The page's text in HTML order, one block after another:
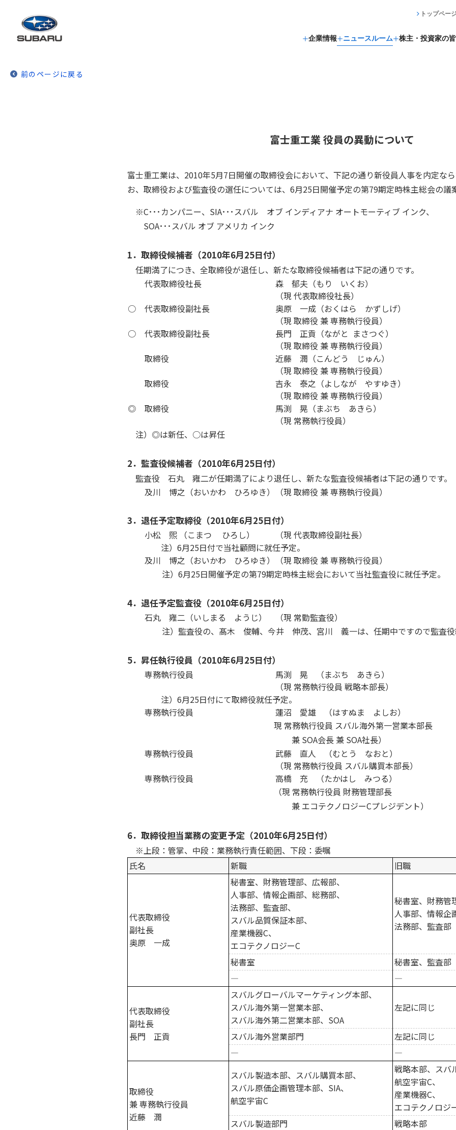
企業情報 ニュースルーム 株主・投資家の
トップペー
前のページに戻る
富士重工業 役員の異動について
富士重工業は、2010年5月7日開催の取締役会において、下記の通り新役員人事を内定な
お、取締役および監査役の選任については、6月25日開催予定の第79期定時株主総会の議
※C･･･カンパニー、SIA･･･スバル オブ インディアナ オートモーティブ インク、
SOA･･･スバル オブ アメリカ インク
1．取締役候補者（2010年6月25日付）
任期満了につき、全取締役が退任し、新たな取締役候補者は下記の通りです。
代表取締役社長
森 郁夫（もり いくお）
（現 代表取締役社長）
○
代表取締役副社長
奥原 一成（おくはら かずしげ）
（現 取締役 兼 専務執行役員）
○
代表取締役副社長
長門 正貢（ながと まさつぐ）
（現 取締役 兼 専務執行役員）
取締役
近藤 潤（こんどう じゅん）
（現 取締役 兼 専務執行役員）
取締役
吉永 泰之（よしなが やすゆき）
（現 取締役 兼 専務執行役員）
◎
取締役
馬渕 晃（まぶち あきら）
（現 常務執行役員）
注）◎は新任、○は昇任
2．監査役候補者（2010年6月25日付）
監査役 石丸 雍二が任期満了により退任し、新たな監査役候補者は下記の通りです。
及川 博之（おいかわ ひろゆき）
（現 取締役 兼 専務執行役員）
3．退任予定取締役（2010年6月25日付）
小松 煕 （こまつ ひろし）
（現 代表取締役副社長）
注）6月25日付で当社顧問に就任予定。
及川 博之（おいかわ ひろゆき）
（現 取締役 兼 専務執行役員）
注）6月25日開催予定の第79期定時株主総会において当社監査役に就任予定。
4．退任予定監査役（2010年6月25日付）
石丸 雍二（いしまる ようじ）
（現 常勤監査役）
注）監査役の、髙木 俊輔、今井 伸茂、宮川 義一は、任期中ですので監査役総
5．昇任執行役員（2010年6月25日付）
専務執行役員
馬渕 晃 （まぶち あきら）
（現 常務執行役員 戦略本部長）
注）6月25日付にて取締役就任予定。
専務執行役員
蓮沼 愛雄 （はすぬま よしお）
現 常務執行役員 スバル海外第一営業本部長
兼 SOA会長 兼 SOA社長）
専務執行役員
武藤 直人 （むとう なおと）
（現 常務執行役員 スバル購買本部長）
専務執行役員
高橋 充 （たかはし みつる）
（現 常務執行役員 財務管理部長
兼 エコテクノロジーCプレジデント）
6．取締役担当業務の変更予定（2010年6月25日付）
※上段：管掌、中段：業務執行責任範囲、下段：委嘱
氏名
新職 旧職
代表取締役
副社長
奥原 一成
秘書室、財務管理部、広報部、
人事部、情報企画部、総務部、
法務部、監査部、
スバル品質保証本部、
産業機器C、
エコテクノロジーC
秘書室、財務管
人事部、情報企
法務部、監査部
秘書室
秘書室、監査部
―
―
代表取締役
副社長
長門 正貢
スバルグローバルマーケティング本部、
スバル海外第一営業本部、
スバル海外第二営業本部、SOA
左記に同じ
スバル海外営業部門
左記に同じ
―
―
取締役
兼 専務執行役員
近藤 潤
スバル製造本部、スバル購買本部、
スバル原価企画管理本部、SIA、
航空宇宙C
戦略本部、スバ
航空宇宙C、
産業機器C、
エコテクノロジ
スバル製造部門
戦略本部